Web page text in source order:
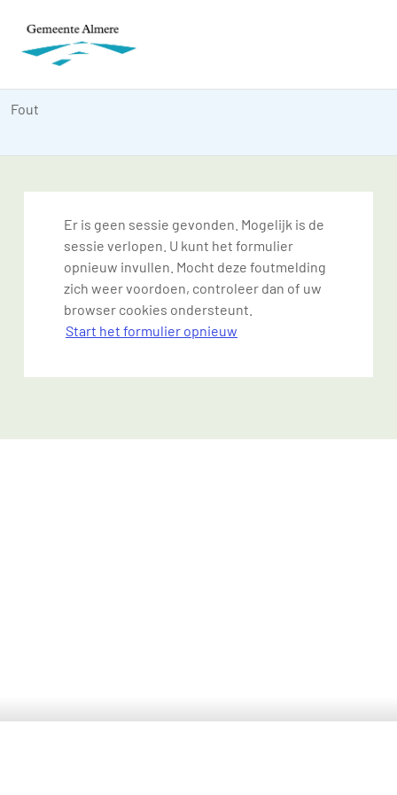
Fout
Er is geen sessie gevonden. Mogelijk is de
sessie verlopen. U kunt het formulier
opnieuw invullen. Mocht deze foutmelding
zich weer voordoen, controleer dan of uw
browser cookies ondersteunt.
Start het formulier opnieuw